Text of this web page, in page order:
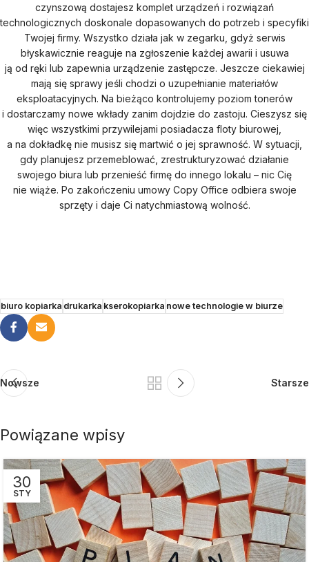
czynszową dostajesz komplet urządzeń i rozwiązań
technologicznych doskonale dopasowanych do potrzeb i specyfiki
Twojej firmy. Wszystko działa jak w zegarku, gdyż serwis
błyskawicznie reaguje na zgłoszenie każdej awarii i usuwa
ją od ręki lub zapewnia urządzenie zastępcze. Jeszcze ciekawiej
mają się sprawy jeśli chodzi o uzupełnianie materiałów
eksploatacyjnych. Na bieżąco kontrolujemy poziom tonerów
i dostarczamy nowe wkłady zanim dojdzie do zastoju. Cieszysz się
więc wszystkimi przywilejami posiadacza floty biurowej,
a na dokładkę nie musisz się martwić o jej sprawność. W sytuacji,
gdy planujesz przemeblować, zrestrukturyzować działanie
swojego biura lub przenieść firmę do innego lokalu – nic Cię
nie wiąże. Po zakończeniu umowy Copy Office odbiera swoje
sprzęty i daje Ci natychmiastową wolność.
biuro kopiarka drukarka kserokopiarka nowe technologie w biurze
Nowsze Starsze
Powiązane wpisy
30
STY